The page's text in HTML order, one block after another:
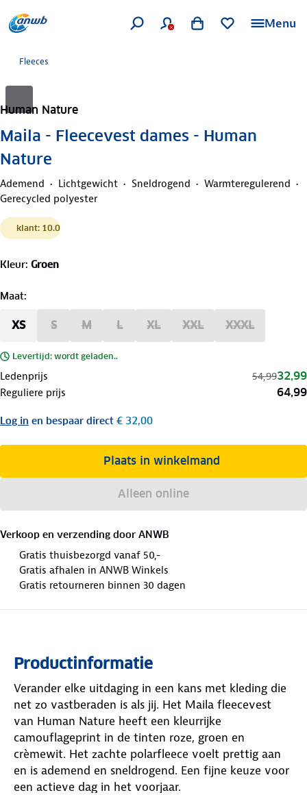
Menu
Fleeces
Human Nature
Maila - Fleecevest dames - Human
Nature
Ademend Lichtgewicht Sneldrogend
Warmteregulerend
Gerecycled polyester
klant: 10.0
Kleur: Groen
Maat:
XS S M L XL XXL XXXL
Levertijd: wordt geladen..
Ledenprijs 54,9932,99
Reguliere prijs 64,99
Log in en bespaar direct € 32,00
Plaats in winkelmand
Alleen online
Verkoop en verzending door ANWB
Gratis thuisbezorgd vanaf 50,-
Gratis afhalen in ANWB Winkels
Gratis retourneren binnen 30 dagen
Productinformatie
Verander elke uitdaging in een kans met kleding die
net zo vastberaden is als jij. Het Maila fleecevest
van Human Nature heeft een kleurrijke
camouflageprint in de tinten roze, groen en
crèmewit. Het zachte polarfleece voelt prettig aan
en is ademend en sneldrogend. Een fijne keuze voor
een actieve dag in het voorjaar.